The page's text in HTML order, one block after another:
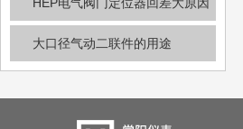
及对应解决方法
大口径气动二联件的用途